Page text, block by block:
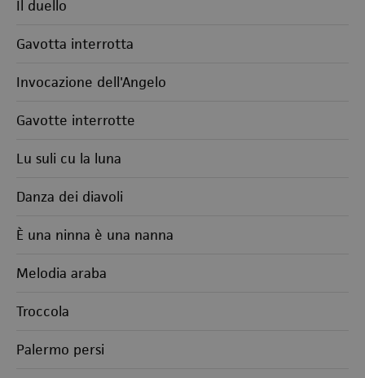
Il duello
Gavotta interrotta
Invocazione dell'Angelo
Gavotte interrotte
Lu suli cu la luna
Danza dei diavoli
È una ninna è una nanna
Melodia araba
Troccola
Palermo persi